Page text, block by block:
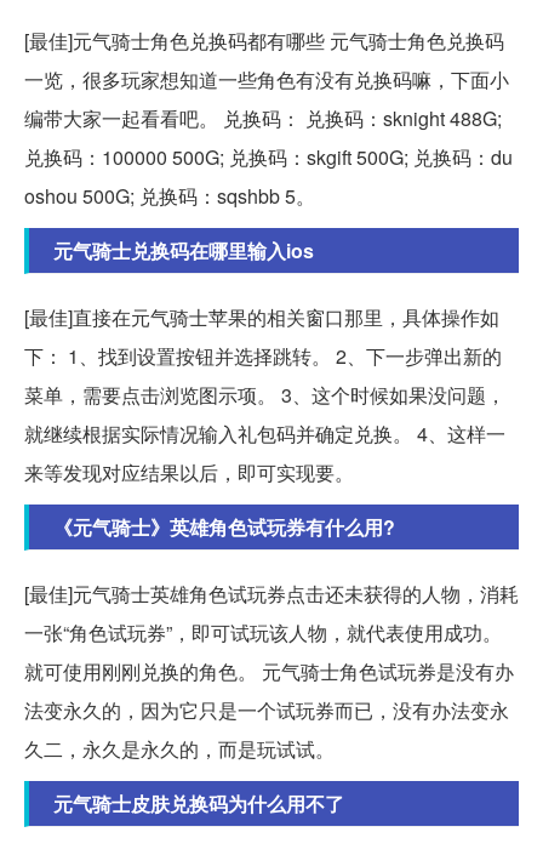
[最佳]元气骑士角色兑换码都有哪些 元气骑士角色兑换码
一览，很多玩家想知道一些角色有没有兑换码嘛，下面小
编带大家一起看看吧。 兑换码： 兑换码：sknight 488G;
兑换码：100000 500G; 兑换码：skgift 500G; 兑换码：du
oshou 500G; 兑换码：sqshbb 5。
元气骑士兑换码在哪里输入ios
[最佳]直接在元气骑士苹果的相关窗口那里，具体操作如
下： 1、找到设置按钮并选择跳转。 2、下一步弹出新的
菜单，需要点击浏览图示项。 3、这个时候如果没问题，
就继续根据实际情况输入礼包码并确定兑换。 4、这样一
来等发现对应结果以后，即可实现要。
《元气骑士》英雄角色试玩券有什么用?
[最佳]元气骑士英雄角色试玩券点击还未获得的人物，消耗
一张“角色试玩券”，即可试玩该人物，就代表使用成功。
就可使用刚刚兑换的角色。 元气骑士角色试玩券是没有办
法变永久的，因为它只是一个试玩券而已，没有办法变永
久二，永久是永久的，而是玩试试。
元气骑士皮肤兑换码为什么用不了